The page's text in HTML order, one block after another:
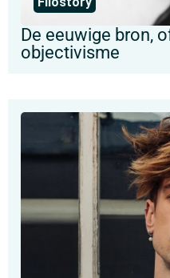
De eeuwige bron,
objectivisme